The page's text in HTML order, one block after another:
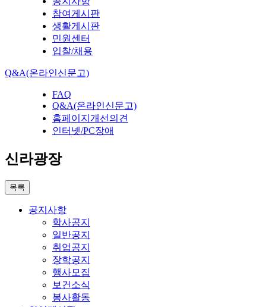
참여게시판
생활게시판
민원센터
입찰/채용
Q&A(온라인신문고)
FAQ
Q&A(온라인신문고)
홈페이지개선의견
인터넷/PC장애
신라광장
목록
공지사항
학사공지
일반공지
취업공지
장학공지
행사모집
보건소식
봉사활동